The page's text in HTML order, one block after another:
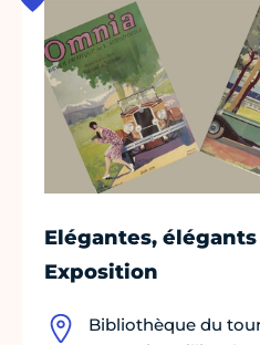
Elégantes,
Exposition
Bibliothèque du